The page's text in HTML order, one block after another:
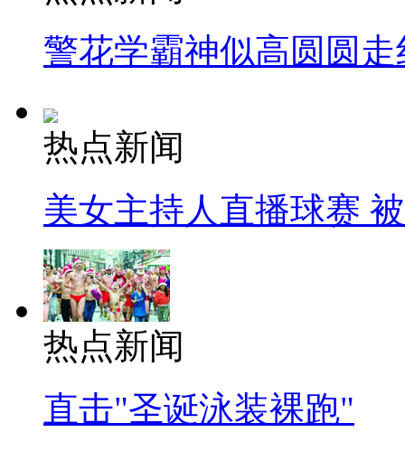
警花学霸神似高圆圆走
热点新闻
美女主持人直播球赛
热点新闻
直击"圣诞泳装裸跑"